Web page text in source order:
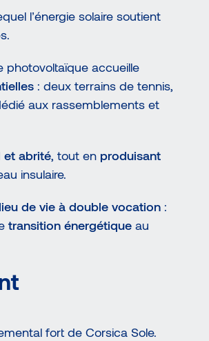
l’énergie solaire soutient
photovoltaïque accueille
: deux terrains de tennis,
aux rassemblements et
et abrité, tout en produisant
insulaire.
lieu de vie à double vocation :
transition énergétique au
fort de Corsica Sole.